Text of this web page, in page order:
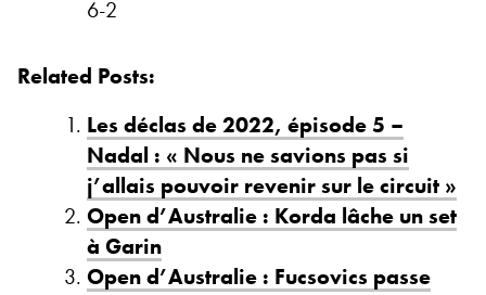
6-2
Related Posts:
Les déclas de 2022, épisode 5 –
Nadal : « Nous ne savions pas si
j’allais pouvoir revenir sur le circuit »
Open d’Australie : Korda lâche un set
à Garin
Open d’Australie : Fucsovics passe